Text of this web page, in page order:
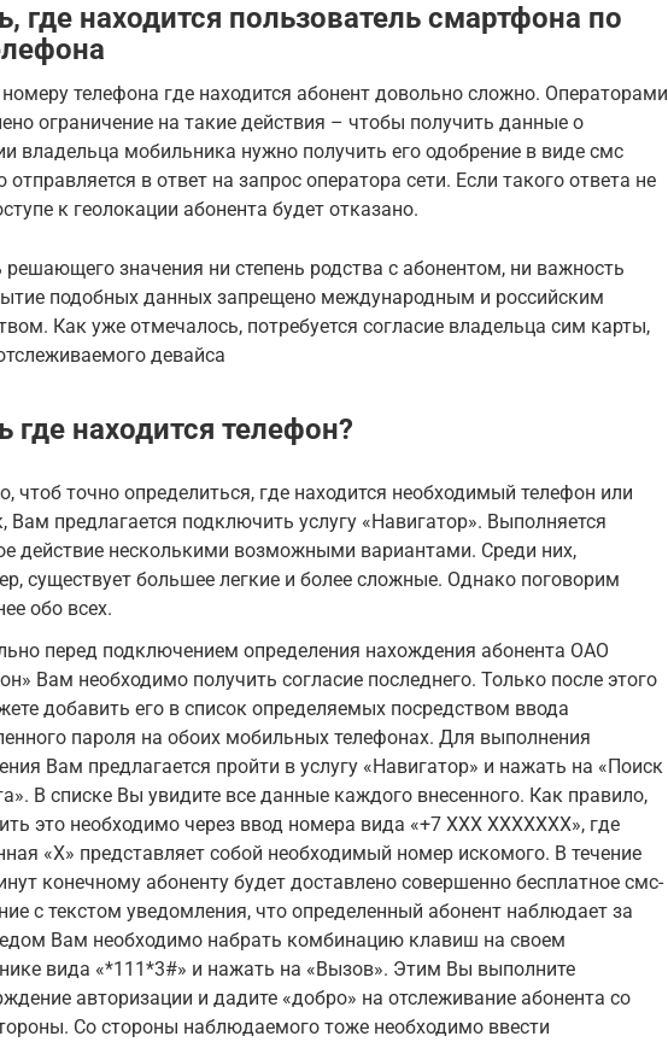
где находится пользователь смартфона по
телефона где находится абонент довольно сложно. Операторами
ограничение на такие действия – чтобы получить данные о
владельца мобильника нужно получить его одобрение в виде смс
в ответ на запрос оператора сети. Если такого ответа не
к геолокации абонента будет отказано.
решающего значения ни степень родства с абонентом, ни важность
подобных данных запрещено международным и российским
Как уже отмечалось, потребуется согласие владельца сим карты,
девайса
где находится телефон?
чтоб точно определиться, где находится необходимый телефон или
Вам предлагается подключить услугу «Навигатор». Выполняется
действие несколькими возможными вариантами. Среди них,
существует большее легкие и более сложные. Однако поговорим
обо всех.
перед подключением определения нахождения абонента ОАО
Вам необходимо получить согласие последнего. Только после этого
добавить его в список определяемых посредством ввода
пароля на обоих мобильных телефонах. Для выполнения
Вам предлагается пройти в услугу «Навигатор» и нажать на «Поиск
В списке Вы увидите все данные каждого внесенного. Как правило,
это необходимо через ввод номера вида «+7 XXX XXXXXXX», где
«X» представляет собой необходимый номер искомого. В течение
конечному абоненту будет доставлено совершенно бесплатное смс-
с текстом уведомления, что определенный абонент наблюдает за
Вам необходимо набрать комбинацию клавиш на своем
вида «*111*3#» и нажать на «Вызов». Этим Вы выполните
авторизации и дадите «добро» на отслеживание абонента со
Со стороны наблюдаемого тоже необходимо ввести